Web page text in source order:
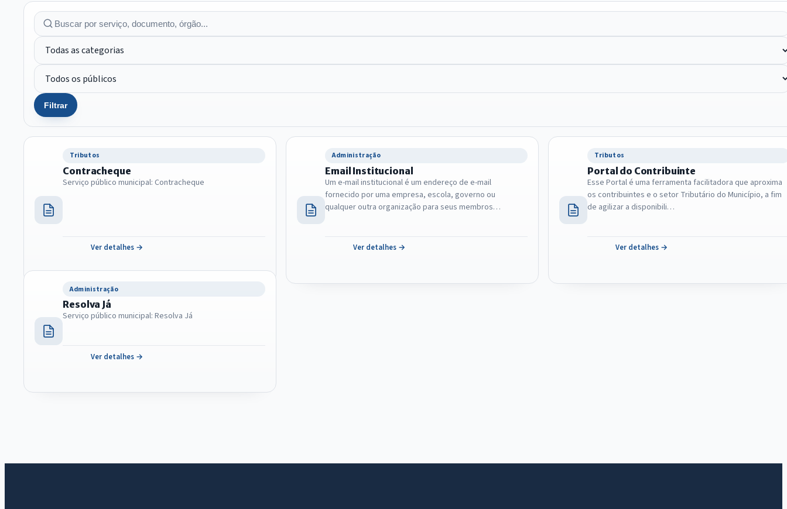
Filtrar
Tributos
Contracheque
Serviço público municipal: Contracheque
Ver detalhes →
Administração
Email Institucional
Um e-mail institucional é um endereço de e-mail
fornecido por uma empresa, escola, governo ou
qualquer outra organização para seus membros…
Ver detalhes →
Tributos
Portal do Contribuinte
Esse Portal é uma ferramenta facilitadora que aproxima
os contribuintes e o setor Tributário do Município, a fim
de agilizar a disponibili…
Ver detalhes →
Administração
Resolva Já
Serviço público municipal: Resolva Já
Ver detalhes →